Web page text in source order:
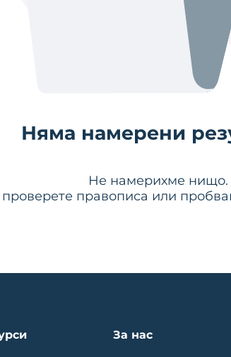
Няма намерени
Не намерихме нищо.
правописа или
За нас